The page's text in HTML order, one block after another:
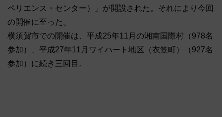
ペリエンス・センター）」が開設された。それにより今回
の開催に至った。
横須賀市での開催は、平成25年11月の湘南国際村（978名
参加）、平成27年11月ワイハート地区（衣笠町）（927名
参加）に続き三回目。